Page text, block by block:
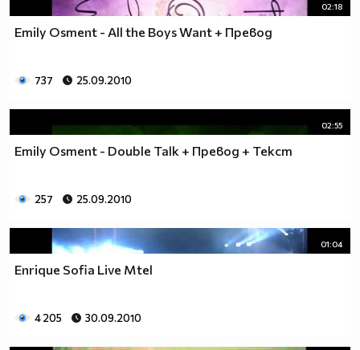
02:18
Emily Osment - All the Boys Want + Превод
737 25.09.2010
02:55
Emily Osment - Double Talk + Превод + Текст
257 25.09.2010
01:04
Enrique Sofia Live Mtel
4 205 30.09.2010